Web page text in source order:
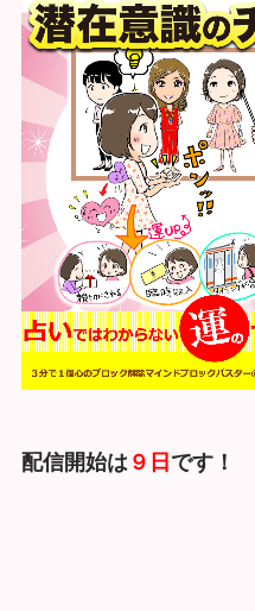
配信開始は９日 です！